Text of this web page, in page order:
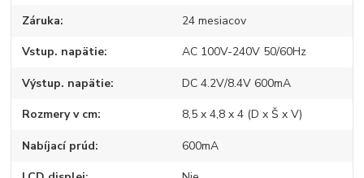
Záruka 24 mesiacov
Vstup. napätie AC 100V-240V 50/60Hz
Výstup. napätie DC 4.2V/8.4V 600mA
Rozmery v cm 8,5 x 4,8 x 4 (D x Š x V)
Nabíjací prúd 600mA